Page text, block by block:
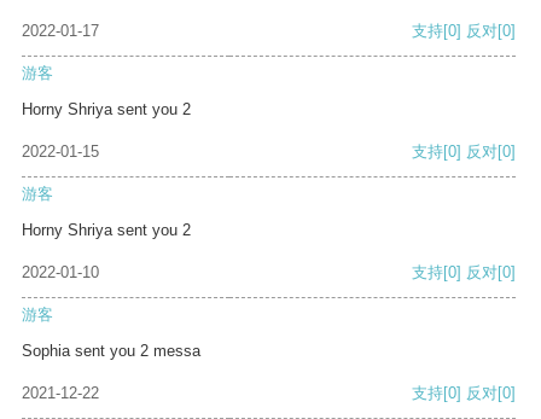
2022-01-17 支持[0] 反对[0]
游客
Horny Shriya sent you 2
2022-01-15 支持[0] 反对[0]
游客
Horny Shriya sent you 2
2022-01-10 支持[0] 反对[0]
游客
Sophia sent you 2 messa
2021-12-22 支持[0] 反对[0]